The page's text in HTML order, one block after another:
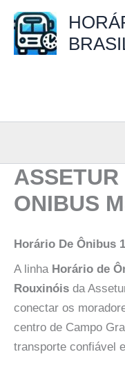
para
ONIBUS
Horário De Ônibus
A linha Horário de
Rouxinóis da
conectar os
centro de Campo
transporte confiável